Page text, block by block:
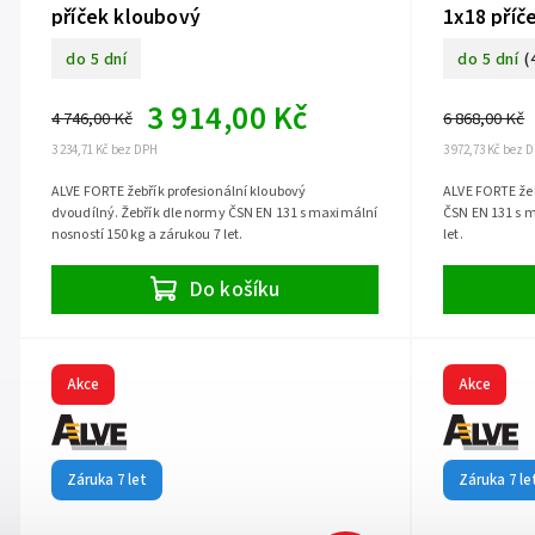
příček kloubový
do 5 dní
3 234,71 Kč bez DPH
4 746,00 Kč 3 914,00 Kč
Do košíku
ALVE FORTE žebřík profesionální kloubový
dvoudílný. Žebřík dle normy ČSN EN 131 s maximální
nosností 150 kg a zárukou 7 let.
1x18
do 5 dní
3 972,73 Kč bez
6 868,00 Kč
ALVE FORTE
ČSN EN 131
let.
Akce
Záruka 7 let
Akce
Záruka 7